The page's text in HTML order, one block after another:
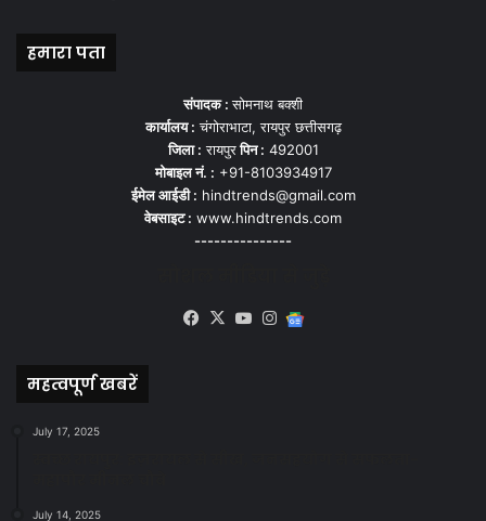
हमारा पता
संपादक :सोमनाथ बक्शी
कार्यालय : चंगोराभाटा, रायपुर छत्तीसगढ़
जिला : रायपुरपिन : 492001
मोबाइल नं. : +91-8103934917
ईमेल आईडी : hindtrends@gmail.com
वेबसाइट : www.hindtrends.com
---------------
Facebook
X YouTubeInstagram
महत्वपूर्ण खबरें
July 17, 2025
July 14, 2025